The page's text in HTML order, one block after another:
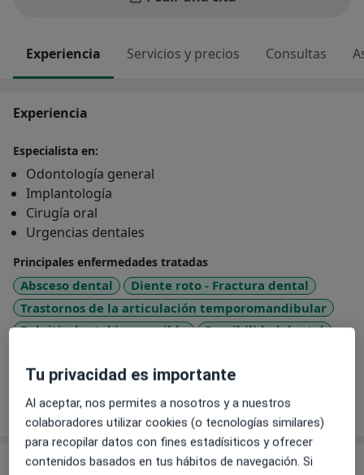
Experiencia Servicios y precios Consultas
Experiencia
Especialista en:
Odontología general
Implantología
Cirugía oral
Urgencias dentales
Principales enfermedades tratadas
Absceso dental
Diente roto - Fractura dental
Trastornos de la articulación temporomandibular
Pulpitis dental irreversible
Sensibilidad dental
Mostrar más detalles
sobre la experiencia
Servicios y precios
Tu privacidad es importante
Al aceptar, nos permites a nosotros y a nuestros
colaboradores utilizar cookies (o tecnologías similares)
para recopilar datos con fines estadísiticos y ofrecer
contenidos basados en tus hábitos de navegación. Si